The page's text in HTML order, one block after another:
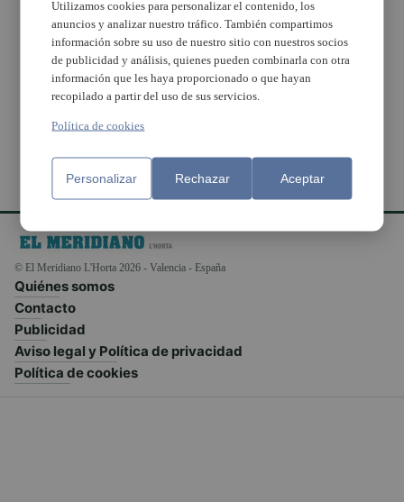
El Parque de la Granja
acoge, por segundo
año, el campamento de
los Reyes Magos en
Burjassot
© El Meridiano L'Horta 2026 - Valencia - España
Quiénes somos
Contacto
Publicidad
Aviso legal y Política de privacidad
Política de cookies
Utilizamos cookies para personalizar el contenido, los
anuncios y analizar nuestro tráfico. También compartimos
información sobre su uso de nuestro sitio con nuestros socios
de publicidad y análisis, quienes pueden combinarla con otra
información que les haya proporcionado o que hayan
recopilado a partir del uso de sus servicios.
Política de cookies
Personalizar Rechazar Aceptar